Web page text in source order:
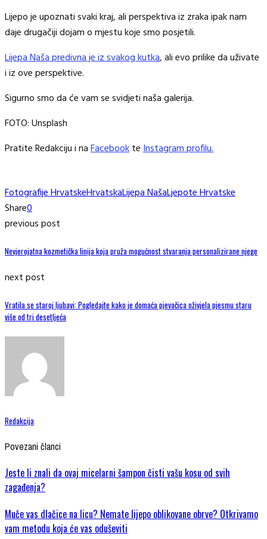
Lijepo je upoznati svaki kraj, ali perspektiva iz zraka ipak nam
daje drugačiji dojam o mjestu koje smo posjetili.
Lijepa Naša predivna je iz svakog kutka, ali evo prilike da uživate
i iz ove perspektive.
Sigurno smo da će vam se svidjeti naša galerija.
FOTO: Unsplash
Pratite Redakciju i naFacebookteInstagram profilu.
Fotografije HrvatskeHrvatskaLijepa NašaLjepote Hrvatske
Share0
previous post
Nevjerojatna kozmetička linija koja pruža mogućnost stvaranja personalizirane njege
next post
Vratila se staroj ljubavi: Pogledajte kako je domaća pjevačica oživjela pjesmu staru
više od tri desetljeća
Redakcija
Povezani članci
Jeste li znali da ovaj micelarni šampon čisti vašu kosu od svih
zagađenja?
Muče vas dlačice na licu? Nemate lijepo oblikovane obrve? Otkrivamo
vam metodu koja će vas oduševiti